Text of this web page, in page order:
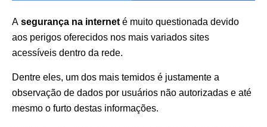
A segurança na internet é muito questionada devido
aos perigos oferecidos nos mais variados sites
acessíveis dentro da rede.
Dentre eles, um dos mais temidos é justamente a
observação de dados por usuários não autorizadas e até
mesmo o furto destas informações.